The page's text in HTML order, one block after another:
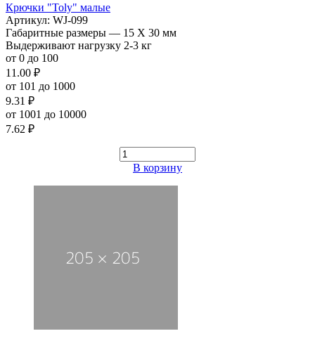
Крючки "Toly" малые
Артикул: WJ-099
Габаритные размеры — 15 Х 30 мм
Выдерживают нагрузку 2-3 кг
от 0 до 100
11.00 ₽
от 101 до 1000
9.31 ₽
от 1001 до 10000
7.62 ₽
В корзину